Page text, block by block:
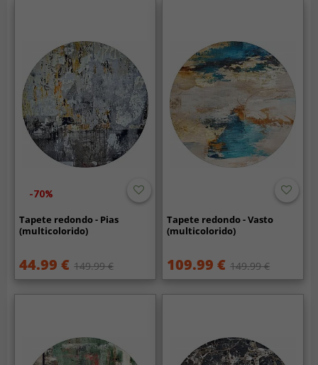
-70%
Tapete redondo - Pias
(multicolorido)
44.99 € 149.99 €
Tapete redondo - Vasto
(multicolorido)
109.99 € 149.99 €